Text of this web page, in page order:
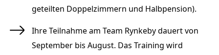
geteilten Doppelzimmern und Halbpension).
Ihre Teilnahme am Team Rynkeby dauert von
September bis August. Das Training wird